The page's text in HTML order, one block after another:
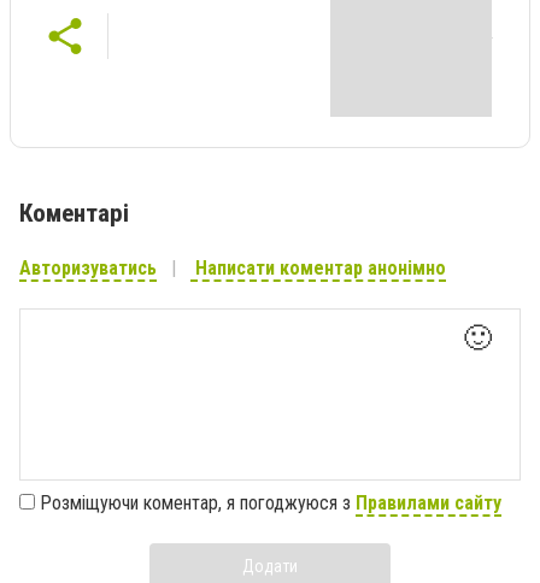
Коментарі
Авторизуватись Написати коментар анонімно
🙂
Розміщуючи коментар, я погоджуюся з Правилами сайту
Додати